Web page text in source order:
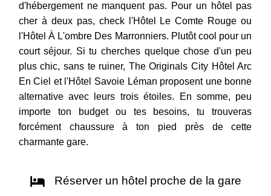
d'hébergement ne manquent pas. Pour un hôtel pas
cher à deux pas, check l'Hôtel Le Comte Rouge ou
l'Hôtel À L'ombre Des Marronniers. Plutôt cool pour un
court séjour. Si tu cherches quelque chose d'un peu
plus chic, sans te ruiner, The Originals City Hôtel Arc
En Ciel et l'Hôtel Savoie Léman proposent une bonne
alternative avec leurs trois étoiles. En somme, peu
importe ton budget ou tes besoins, tu trouveras
forcément chaussure à ton pied près de cette
charmante gare.
Réserver un hôtel proche de la gare